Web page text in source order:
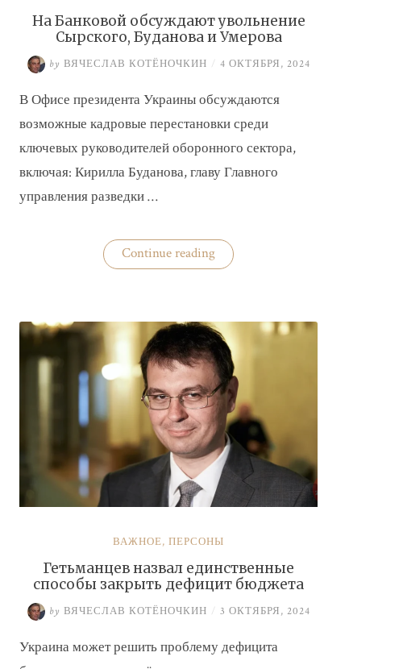
На Банковой обсуждают увольнение
Сырского, Буданова и Умерова
by ВЯЧЕСЛАВ КОТЁНОЧКИН / 4 ОКТЯБРЯ, 2024
В Офисе президента Украины обсуждаются
возможные кадровые перестановки среди
ключевых руководителей оборонного сектора,
включая: Кирилла Буданова, главу Главного
управления разведки …
Continue reading«На
Банковой
Буданова
и
Умерова»
ВАЖНОЕ, ПЕРСОНЫ
Гетьманцев назвал единственные
способы закрыть дефицит бюджета
by ВЯЧЕСЛАВ КОТЁНОЧКИН / 3 ОКТЯБРЯ, 2024
Украина может решить проблему дефицита